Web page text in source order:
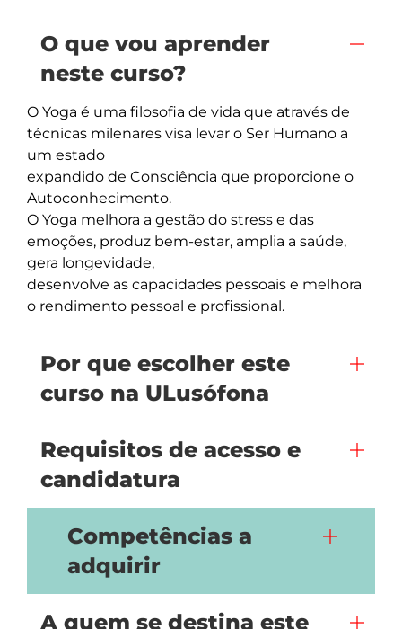
O que vou aprender
neste curso?
O Yoga é uma filosofia de vida que através de
técnicas milenares visa levar o Ser Humano a
um estado
expandido de Consciência que proporcione o
Autoconhecimento.
O Yoga melhora a gestão do stress e das
emoções, produz bem-estar, amplia a saúde,
gera longevidade,
desenvolve as capacidades pessoais e melhora
Por que escolher este
curso na ULusófona
Requisitos de acesso e
candidatura
Competências a
adquirir
A quem se destina este